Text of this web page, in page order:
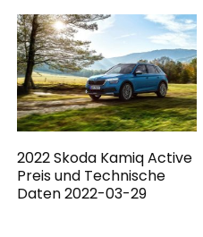
2022 Skoda Kamiq Active
Preis und Technische
Daten 2022-03-29